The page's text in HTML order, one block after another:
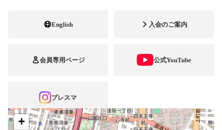
English 入会のご案内
会員専用ページ 公式YouTube
ブレスマ
矯正診断料算定施設
+